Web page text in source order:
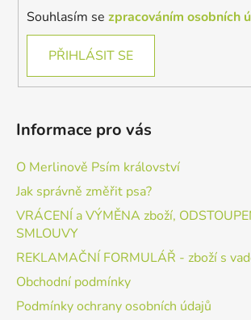
Souhlasím se zpracováním osobních
PŘIHLÁSIT SE
Informace pro vás
O Merlinově Psím království
Jak správně změřit psa?
VRÁCENÍ a VÝMĚNA zboží,
SMLOUVY
REKLAMAČNÍ FORMULÁŘ - zboží s
Obchodní podmínky
Podmínky ochrany osobních údajů